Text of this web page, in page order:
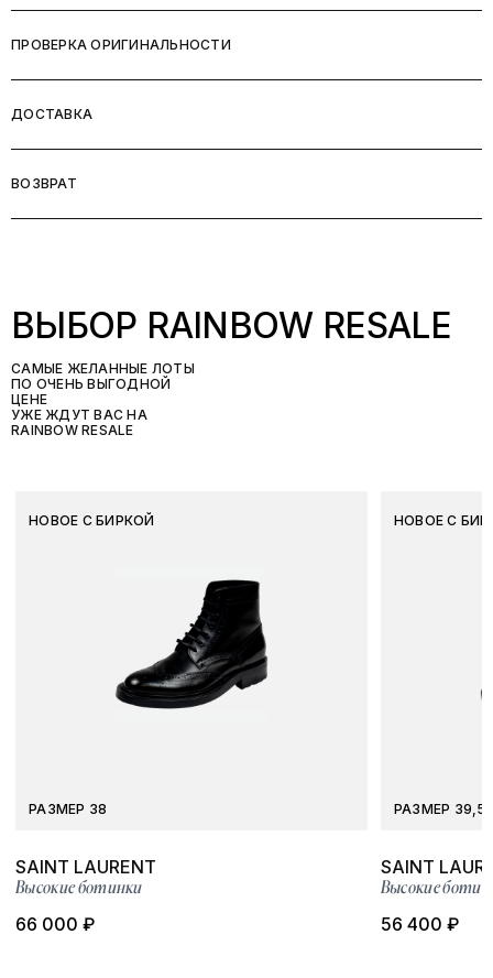
ПРОВЕРКА ОРИГИНАЛЬНОСТИ
ДОСТАВКА
ВОЗВРАТ
ВЫБОР RAINBOW RESALE
САМЫЕ ЖЕЛАННЫЕ ЛОТЫ
ПО ОЧЕНЬ ВЫГОДНОЙ
ЦЕНЕ
УЖЕ ЖДУТ ВАС НА
RAINBOW RESALE
НОВОЕ С БИРКОЙ
РАЗМЕР 38
SAINT LAURENT
Высокие ботинки
66 000 ₽
НОВОЕ С
РАЗМЕР 39,5
SAINT
Высокие
56 400 ₽